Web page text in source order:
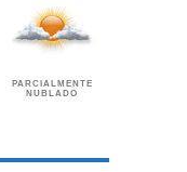
PARCIALMENTE
NUBLADO